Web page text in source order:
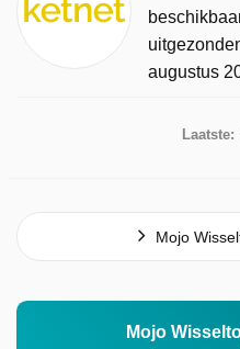
augustus
Laatste:
Mojo
Mojo